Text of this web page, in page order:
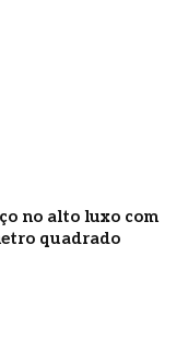
no alto luxo com
quadrado